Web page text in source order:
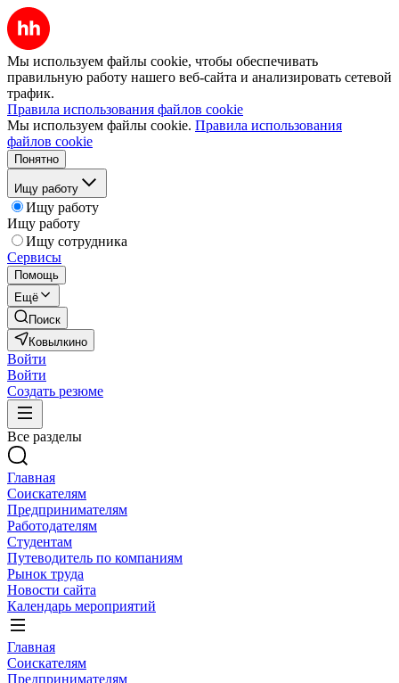
Мы используем файлы cookie, чтобы обеспечивать
правильную работу нашего веб-сайта и анализировать сетевой
трафик.
Правила использования файлов cookie
Мы используем файлы cookie. Правила использования
файлов cookie
Понятно
Ищу работу
Ищу работу
Ищу работу
Ищу сотрудника
Сервисы
Помощь
Ещё
Поиск
Ковылкино
Войти
Войти
Создать резюме
Все разделы
Главная
Соискателям
Предпринимателям
Работодателям
Студентам
Путеводитель по компаниям
Рынок труда
Новости сайта
Календарь мероприятий
Главная
Соискателям
Предпринимателям